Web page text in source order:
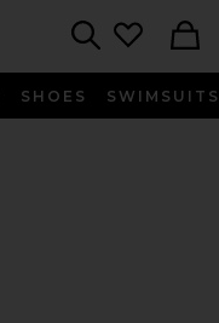
SHOES SWIMSUITS